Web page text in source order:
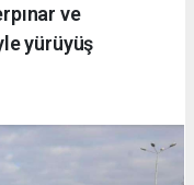
ve
yürüyüş